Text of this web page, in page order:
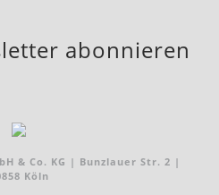
abonnieren
& Co. KG | Bunzlauer Str. 2 |
Köln